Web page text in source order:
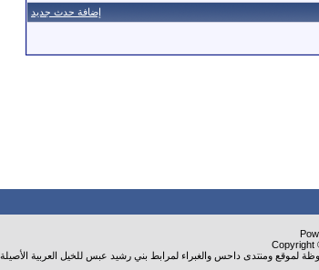
إضافة حدث جديد
Copyright
لموقع ومنتدى داحس والغبراء لمرابط بني رشيد عبس للخيل العربية